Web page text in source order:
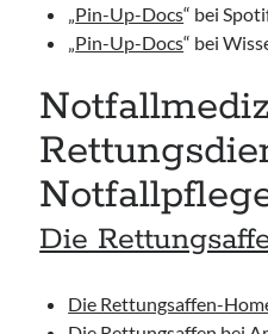
„Pin-Up-Docs“ bei
„Pin-Up-Docs“ bei
Die
Die Rettungsaffen-